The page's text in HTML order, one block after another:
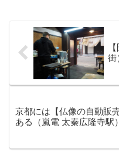
街
京都には【仏像の自動販
ある（嵐電 太秦広隆寺駅）